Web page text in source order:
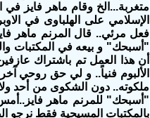
متغربة...الخ وقام ماهر فايز في
الإسلامي على الهلباوى في
فعل مرئي.. قال المرنم ماهر
"أسبحك" و بيعه في المكتبات
أن هذا العمل تم باشتراك
الألبوم فنياً.. و لي حق روحي
ملكوته.. دون الشكوى من أحد
"أسبحك" للمرنم ماهر
بالمكتبات المسيحية فقط نرجو